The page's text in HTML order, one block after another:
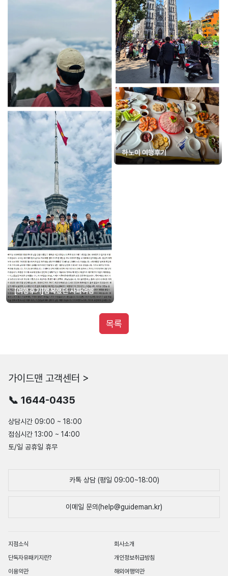
[여행후기]행복했던 사파여행
하노이 여행후기
목록
가이드맨 고객센터 >
📞 1644-0435
상담시간 09:00 ~ 18:00
점심시간 13:00 ~ 14:00
토/일 공휴일 휴무
카톡 상담 (평일 09:00~18:00)
이메일 문의(help@guideman.kr)
지점소식
회사소개
단독자유패키지란?
개인정보취급방침
이용약관
해외여행약관